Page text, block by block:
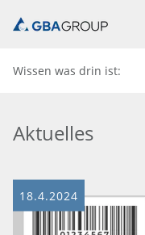
Wissen was drin ist:
Aktuelles
18.4.2024